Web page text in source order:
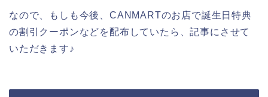
なので、もしも今後、CANMARTのお店で誕生日特典
の割引クーポンなどを配布していたら、記事にさせて
いただきます♪